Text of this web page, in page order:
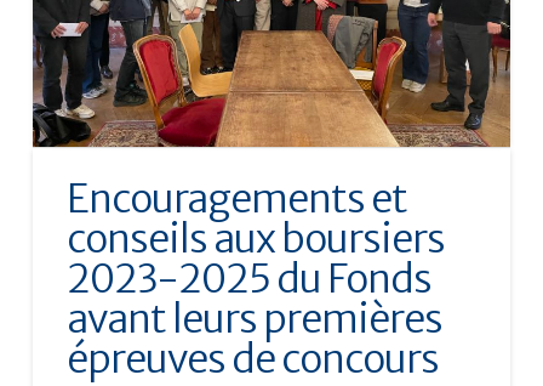
Encouragements et
conseils aux boursiers
2023-2025 du Fonds
avant leurs premières
épreuves de concours